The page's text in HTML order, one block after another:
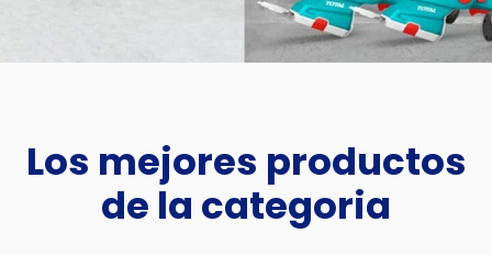
Los mejores productos
de la categoria